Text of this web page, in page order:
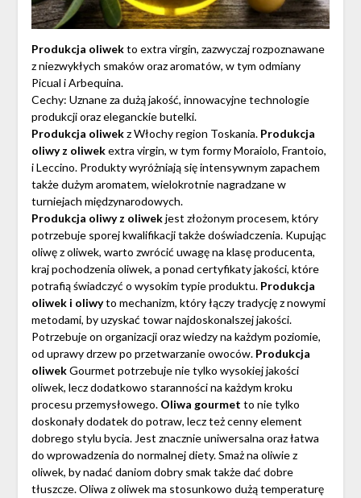
Produkcja oliwekto extra virgin, zazwyczaj rozpoznawane
z niezwykłych smaków oraz aromatów, w tym odmiany
Picual i Arbequina.
Cechy: Uznane za dużą jakość, innowacyjne technologie
produkcji oraz eleganckie butelki.
Produkcja oliwekz Włochy region Toskania. Produkcja
oliwy z oliwekextra virgin, w tym formy Moraiolo, Frantoio,
i Leccino. Produkty wyróżniają się intensywnym zapachem
także dużym aromatem, wielokrotnie nagradzane w
turniejach międzynarodowych.
Produkcja oliwy z oliwekjest złożonym procesem, który
potrzebuje sporej kwalifikacji także doświadczenia. Kupując
oliwę z oliwek, warto zwrócić uwagę na klasę producenta,
kraj pochodzenia oliwek, a ponad certyfikaty jakości, które
potrafią świadczyć o wysokim typie produktu. Produkcja
oliwek i oliwyto mechanizm, który łączy tradycję z nowymi
metodami, by uzyskać towar najdoskonalszej jakości.
Potrzebuje on organizacji oraz wiedzy na każdym poziomie,
od uprawy drzew po przetwarzanie owoców. Produkcja
oliwekGourmet potrzebuje nie tylko wysokiej jakości
oliwek, lecz dodatkowo staranności na każdym kroku
procesu przemysłowego. Oliwa gourmet to nie tylko
doskonały dodatek do potraw, lecz też cenny element
dobrego stylu bycia. Jest znacznie uniwersalna oraz łatwa
do wprowadzenia do normalnej diety. Smaż na oliwie z
oliwek, by nadać daniom dobry smak także dać dobre
tłuszcze. Oliwa z oliwek ma stosunkowo dużą temperaturę